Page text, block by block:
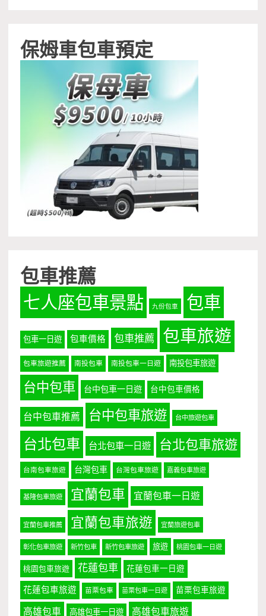
保姆車包車預定
包車推薦
七人座包車景點 九份包車 包車
包車一日遊 包車價格 包車推薦 包車旅遊
包車旅遊推薦 南投包車 南投包車一日遊 南投包車旅遊
台中包車 台中包車一日遊 台中包車價格
台中包車推薦 台中包車旅遊 台中旅遊包車
台北包車 台北包車一日遊 台北包車旅遊
台南包車旅遊 台灣包車 台灣包車旅遊 嘉義包車旅遊
基隆包車旅遊 宜蘭包車 宜蘭包車一日遊
宜蘭包車推薦 宜蘭包車旅遊 宜蘭旅遊包車
彰化包車旅遊 新竹包車 新竹包車旅遊 旅遊 桃園包車一日遊
桃園包車旅遊 花蓮包車 花蓮包車一日遊
花蓮包車旅遊 苗栗包車 苗栗包車一日遊 苗栗包車旅遊
高雄包車 高雄包車一日遊 高雄包車旅遊